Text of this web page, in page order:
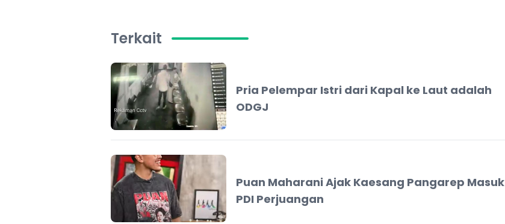
Terkait
Pria Pelempar Istri dari Kapal ke Laut adalah
ODGJ
Puan Maharani Ajak Kaesang Pangarep Masuk
PDI Perjuangan